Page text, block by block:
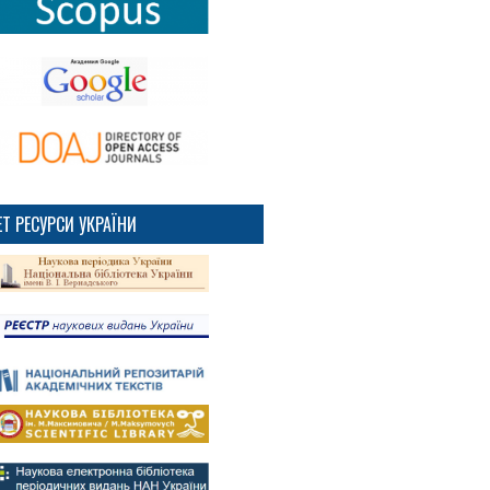
РЕСУРСИ УКРАЇНИ